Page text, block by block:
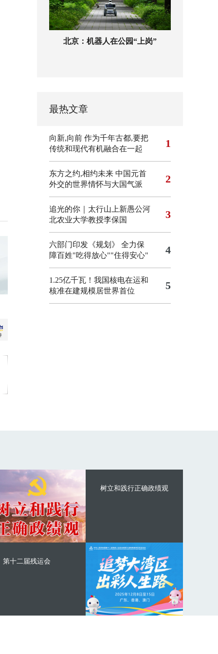
北京：机器人在公园“上岗”
最热文章
向新,向前 作为千年古都,要把
传统和现代有机融合在一起
1
东方之约,相约未来 中国元首
外交的世界情怀与大国气派
2
追光的你｜太行山上新愚公河
北农业大学教授李保国
3
六部门印发《规划》 全力保
障百姓"吃得放心""住得安心"
4
1.25亿千瓦！我国核电在运和
核准在建规模居世界首位
5
树立和践行正确政绩观
第十二届残运会